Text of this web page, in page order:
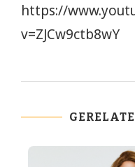
https://
v=ZJCw9ctb8wY